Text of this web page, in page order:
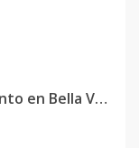
Alquiler Amueblado de Apartamento en Bella Vista